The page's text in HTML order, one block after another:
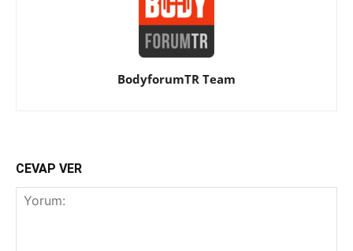
BodyforumTR Team
CEVAP VER